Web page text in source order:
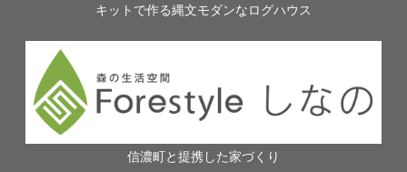
キットで作る縄文モダンなログハウス
信濃町と提携した家づくり